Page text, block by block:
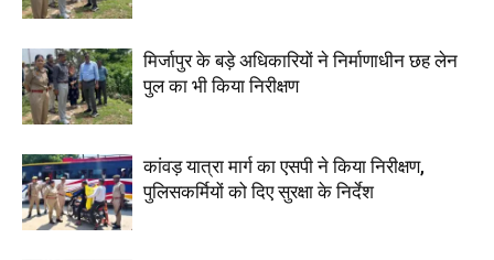
मिर्जापुर के बड़े अधिकारियों ने निर्माणाधीन छह लेन
पुल का भी किया निरीक्षण
कांवड़ यात्रा मार्ग का एसपी ने किया निरीक्षण,
पुलिसकर्मियों को दिए सुरक्षा के निर्देश